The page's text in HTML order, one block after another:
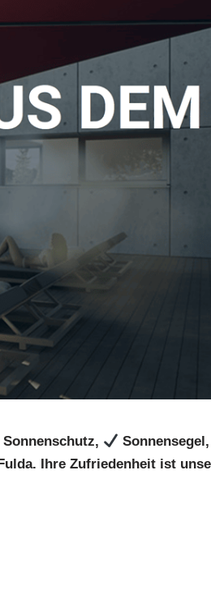
Sonnenschutz, Sonnensegel,
Ihre Zufriedenheit ist